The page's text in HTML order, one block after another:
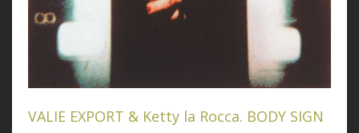
VALIE EXPORT & Ketty la Rocca. BODY SIGN